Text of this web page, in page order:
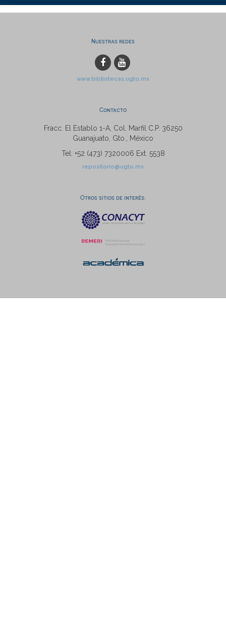
Nuestras redes
www.bibliotecas.ugto.mx
Contacto
Fracc. El Establo 1-A, Col. Marfil C.P. 36250
Guanajuato, Gto., México
Tel: +52 (473) 7320006 Ext. 5538
repositorio@ugto.mx
Otros sitios de interés: